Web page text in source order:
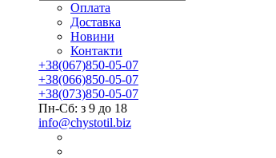
Оплата
Доставка
Новини
Контакти
+38(067)850-05-07
+38(066)850-05-07
+38(073)850-05-07
Пн-Сб: з 9 до 18
info@chystotil.biz